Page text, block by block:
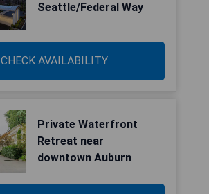
Seattle/Federal Way
CHECK AVAILABILITY
Private Waterfront
Retreat near
downtown Auburn